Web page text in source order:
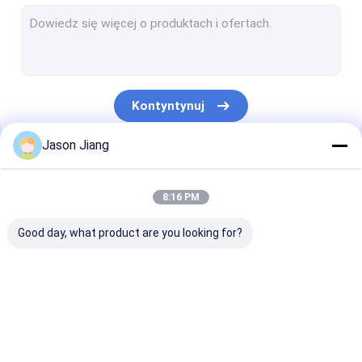
Skrzynka przyłączeniowa przeciwwybuchowa
Przełącznik przeciwwybuchowy
Wtyczka i gniazdo przeciwwybuchowe
Kontyntynuj
Nasze Kategorie
Jason Jiang
8:16 PM
Good day, what product are you looking for?